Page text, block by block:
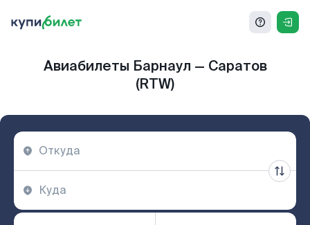
Авиабилеты Барнаул — Саратов
(RTW)